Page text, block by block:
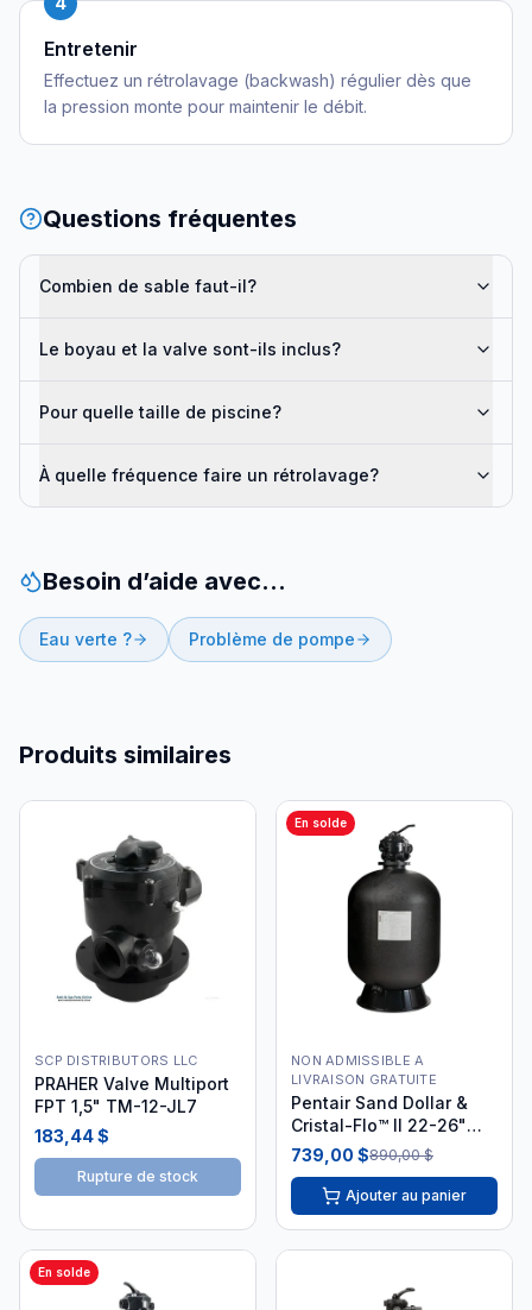
Entretenir
Effectuez un rétrolavage (backwash) régulier dès que
la pression monte pour maintenir le débit.
Questions fréquentes
Combien de sable faut-il?
Le boyau et la valve sont-ils inclus?
Pour quelle taille de piscine?
À quelle fréquence faire un rétrolavage?
Besoin d’aide avec…
Eau verte ? Problème de pompe
Produits similaires
SCP DISTRIBUTORS LLC
PRAHER Valve Multiport
FPT 1,5" TM-12-JL7
183,44 $
Rupture de stock
En solde
NON ADMISSIBLE A
LIVRAISON GRATUITE
Pentair Sand Dollar &
Cristal-Flo™ II 22-26"
MPV 1,5" 145367
739,00 $890,00 $
Ajouter au panier
En solde